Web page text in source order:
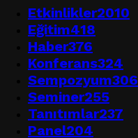
Etkinlikler2010
Eğitim418
Haber376
Konferans324
Sempozyum306
Seminer255
Tanıtımlar237
Panel204